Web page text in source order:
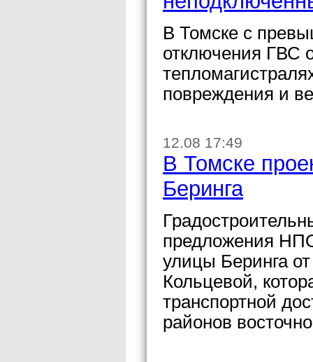
В Томске с
отключения ГВС
повреждения и
12.08 17:49
В Томске
Беринга
предложения
улицы Беринга
Кольцевой,
транспортной
районов